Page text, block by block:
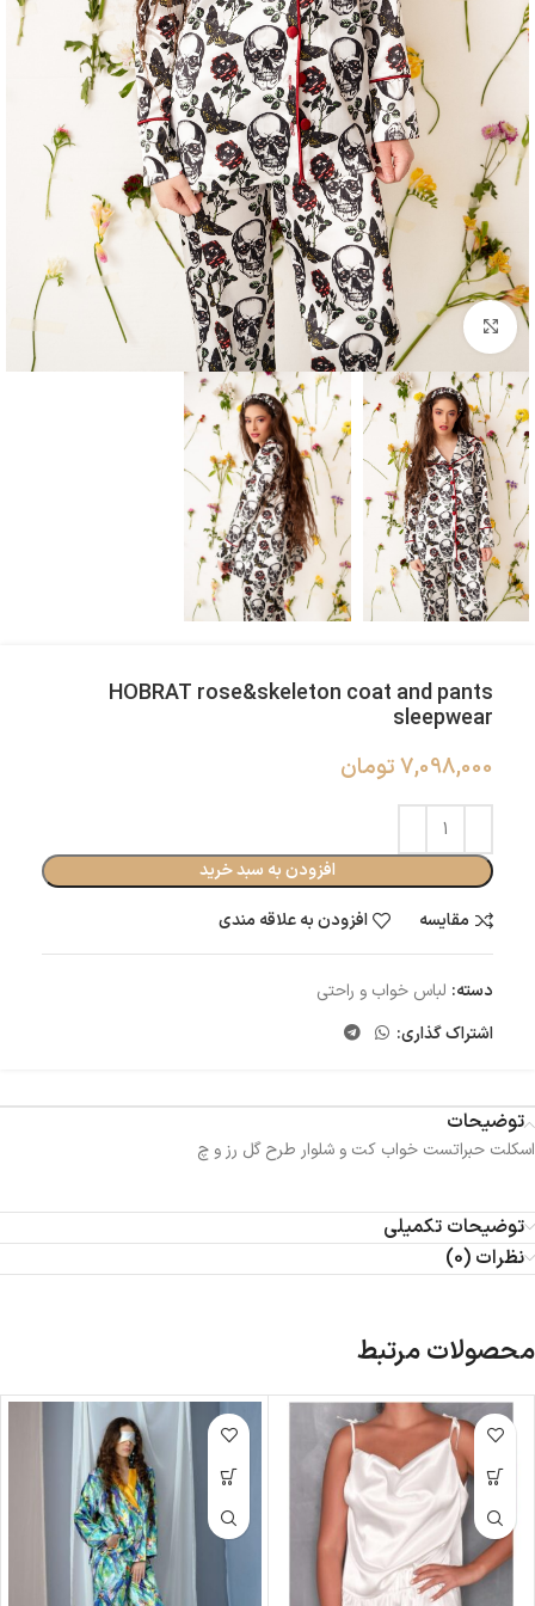
بزرگنمایی تصویر
HOBRAT rose&skeleton coat and pants
sleepwear
7,098,000تومان
افزودن به سبد خرید
مقایسه
افزودن به علاقه مندی
دسته: لباس خواب و راحتی
اشتراک گذاری:
توضیحات
اسکلت حبراتست خواب کت و شلوار طرح گل رز و چ
توضیحات تکمیلی
نظرات (0)
محصولات مرتبط